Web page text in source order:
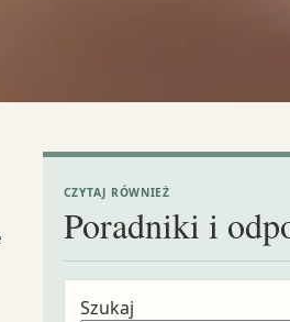
CZYTAJ RÓWNIEŻ
Poradniki i
Szukaj